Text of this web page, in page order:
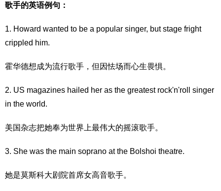
歌手的英语例句：
1. Howard wanted to be a popular singer, but stage fright
crippled him.
霍华德想成为流行歌手，但因怯场而心生畏惧。
2. US magazines hailed her as the greatest rock'n'roll singer
in the world.
美国杂志把她奉为世界上最伟大的摇滚歌手。
3. She was the main soprano at the Bolshoi theatre.
她是莫斯科大剧院首席女高音歌手。